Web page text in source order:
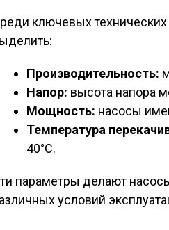
ключевых технических
Производительность:
Напор: высота напора
Мощность: насосы
Температура
40°C.
параметры делают
условий